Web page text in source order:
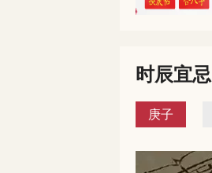
时辰宜忌
庚子